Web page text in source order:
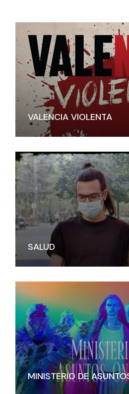
VALENCIA VIOLENTA
SALUD
MINISTERIO DE